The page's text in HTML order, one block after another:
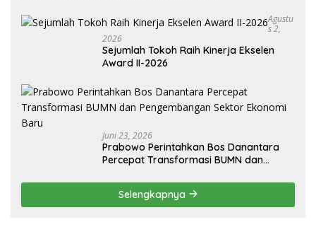
Agustu
S 2,
2026
Sejumlah Tokoh Raih Kinerja Ekselen
Award II-2026
Juni 23, 2026
Prabowo Perintahkan Bos Danantara
Percepat Transformasi BUMN dan
Selengkapnya